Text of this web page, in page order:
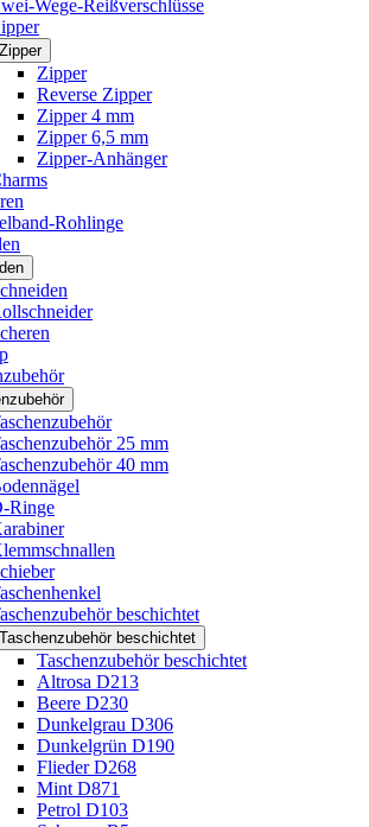
Wege-Reißverschlüsse
Zipper
Zipper
Reverse Zipper
Zipper 4 mm
Zipper 6,5 mm
Zipper-Anhänger
Rohlinge
25 mm
40 mm
Ringe
beschichtet
Taschenzubehör beschichtet
Taschenzubehör beschichtet
Altrosa D213
Beere D230
Dunkelgrau D306
Dunkelgrün D190
Flieder D268
Mint D871
Petrol D103